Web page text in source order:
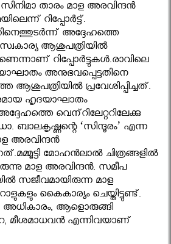
താരം മാള അരവിന്ദൻ
റിപ്പോർട്ട്.
അദ്ദേഹത്തെ
ആശുപത്രിയില്‍
റിപ്പോര്‍ട്ടുകള്‍.രാവിലെ
അനുഭവപ്പെട്ടതിനെ
ആശുപത്രിയിൽ പ്രവേശിപ്പിച്ചത്.
ഹൃദയാഘാതം
വെന്‌റിലേറ്ററിലേക്കു
ഡോ. ബാലകൃഷ്ണന്റെ ‘സിന്ദൂരം’ എന്ന
അരവിന്ദന്‍
മോഹന്‍ലാല്‍ ചിത്രങ്ങളില്‍
മാള അരവിന്ദന്‍. സമീപ
സജീവമായിരുന്ന മാള
കൈകാര്യം ചെയ്തിട്ടുണ്ട്.
അധികാരം, ആളൊരുങ്ങി
മീശമാധവന്‍ എന്നിവയാണ്